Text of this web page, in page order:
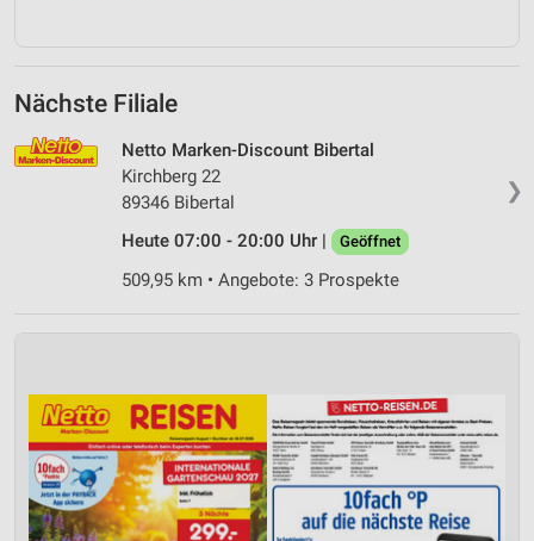
Nächste Filiale
❯
Netto Marken-Discount Bibertal
Kirchberg 22
89346 Bibertal
Heute 07:00 - 20:00 Uhr |
Geöffnet
509,95 km • Angebote: 3 Prospekte